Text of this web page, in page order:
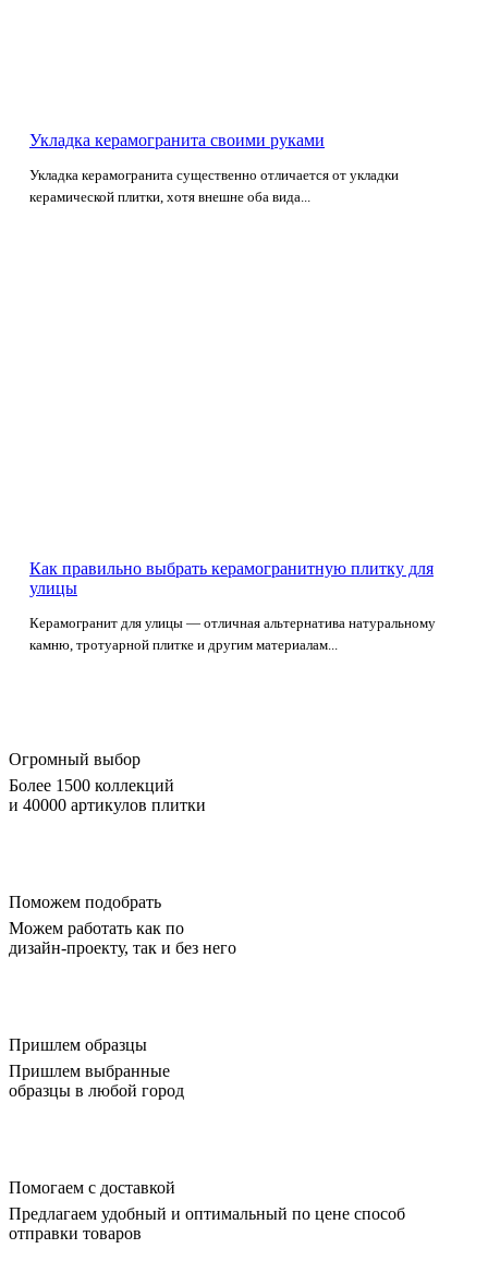
Укладка керамогранита своими руками
Укладка керамогранита существенно отличается от укладки
керамической плитки, хотя внешне оба вида...
Как правильно выбрать керамогранитную плитку для
улицы
Керамогранит для улицы — отличная альтернатива натуральному
камню, тротуарной плитке и другим материалам...
Огромный выбор
Более 1500 коллекций
и 40000 артикулов плитки
Поможем подобрать
Можем работать как по
дизайн-проекту, так и без него
Пришлем образцы
Пришлем выбранные
образцы в любой город
Помогаем с доставкой
Предлагаем удобный и оптимальный по цене способ
отправки товаров